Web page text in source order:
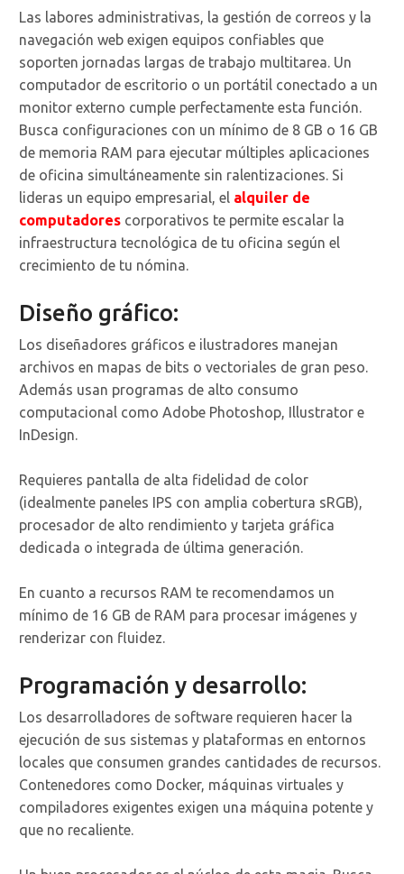
Las labores administrativas, la gestión de correos y la
navegación web exigen equipos confiables que
soporten jornadas largas de trabajo multitarea. Un
computador de escritorio o un portátil conectado a un
monitor externo cumple perfectamente esta función.
Busca configuraciones con un mínimo de 8 GB o 16 GB
de memoria RAM para ejecutar múltiples aplicaciones
de oficina simultáneamente sin ralentizaciones. Si
lideras un equipo empresarial, el alquiler de
computadorescorporativos te permite escalar la
infraestructura tecnológica de tu oficina según el
crecimiento de tu nómina.
Diseño gráfico:
Los diseñadores gráficos e ilustradores manejan
archivos en mapas de bits o vectoriales de gran peso.
Además usan programas de alto consumo
computacional como Adobe Photoshop, Illustrator e
InDesign.
Requieres pantalla de alta fidelidad de color
(idealmente paneles IPS con amplia cobertura sRGB),
procesador de alto rendimiento y tarjeta gráfica
dedicada o integrada de última generación.
En cuanto a recursos RAM te recomendamos un
mínimo de 16 GB de RAM para procesar imágenes y
renderizar con fluidez.
Programación y desarrollo:
Los desarrolladores de software requieren hacer la
ejecución de sus sistemas y plataformas en entornos
locales que consumen grandes cantidades de recursos.
Contenedores como Docker, máquinas virtuales y
compiladores exigentes exigen una máquina potente y
que no recaliente.